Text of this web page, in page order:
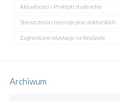
Aktualności – Praktyki studenckie
Streszczenia i recenzje prac doktorskich
Zagraniczne wizytacje na Wydziale
Archiwum